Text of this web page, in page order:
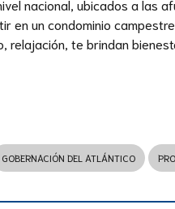
nacional, ubicados a
en un condominio
relajación, te brindan
GOBERNACIÓN DEL ATLÁNTICO